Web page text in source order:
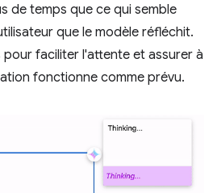
de temps que ce qui semble
que le modèle réfléchit.
pour faciliter l'attente et assurer à
fonctionne comme prévu.